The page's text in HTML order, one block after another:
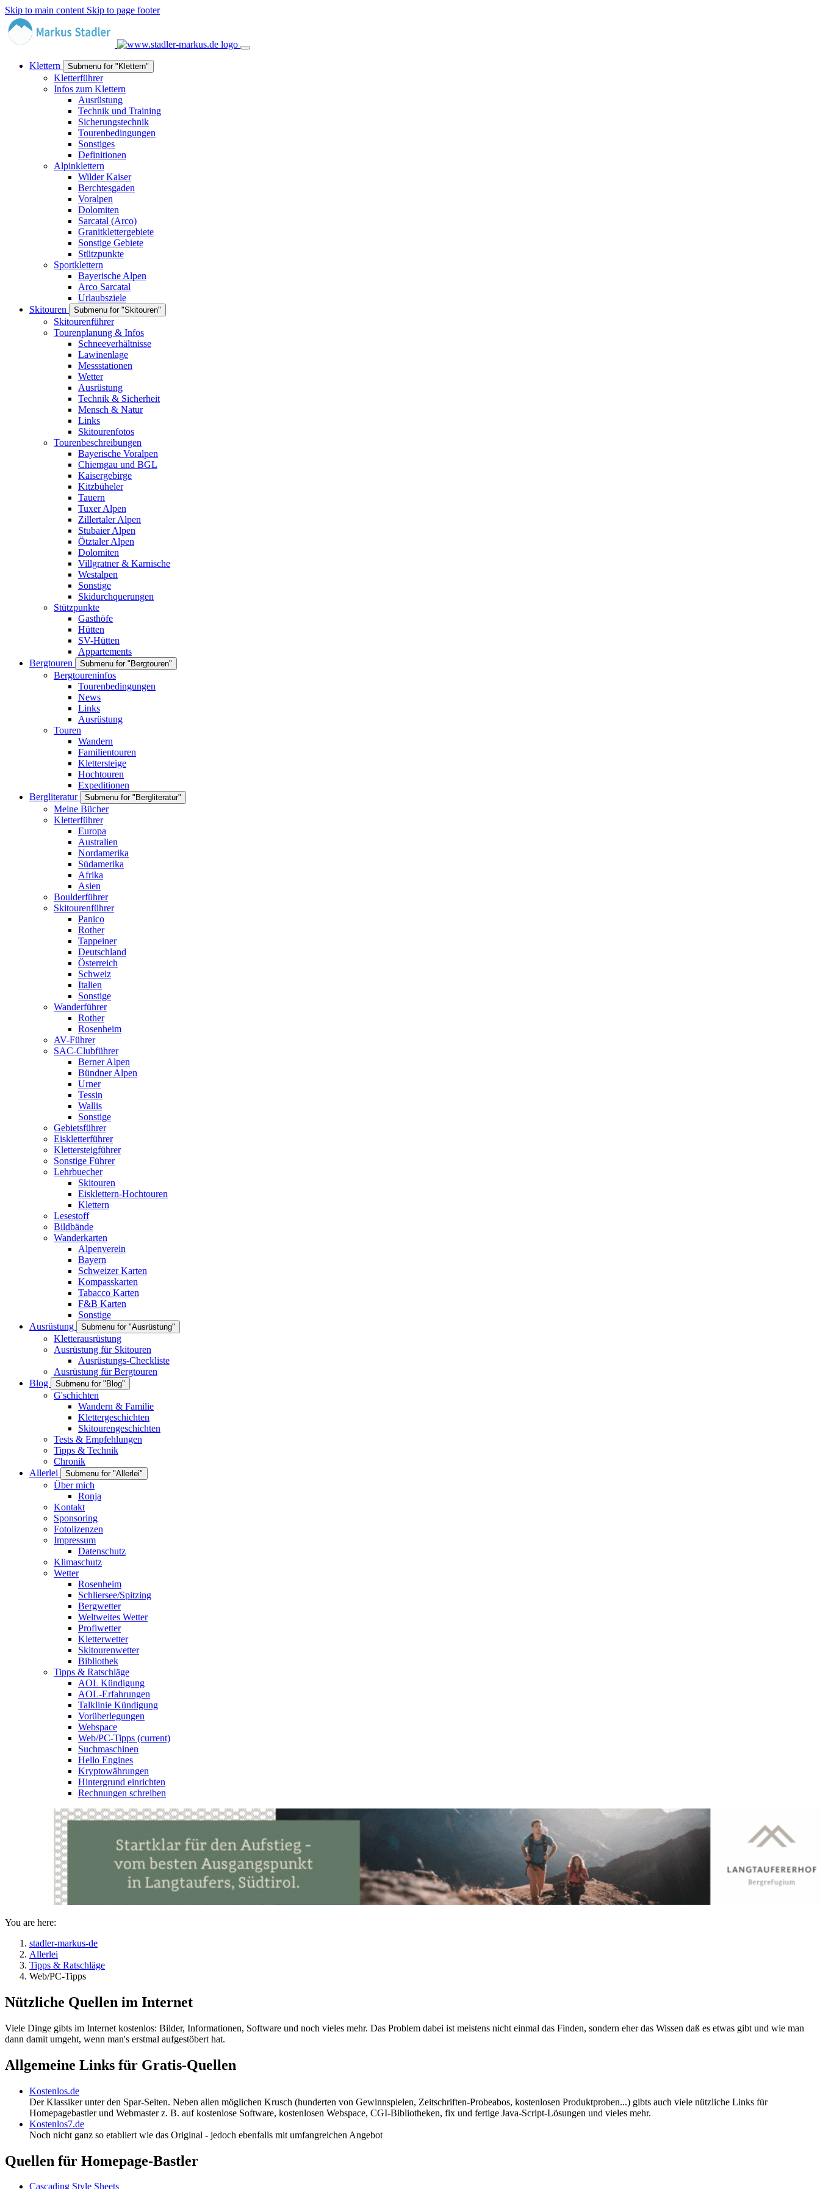
Skip to main content Skip to page footer
Klettern Submenu for "Klettern"
Kletterführer
Infos zum Klettern
Ausrüstung
Technik und Training
Sicherungstechnik
Tourenbedingungen
Sonstiges
Definitionen
Alpinklettern
Wilder Kaiser
Berchtesgaden
Voralpen
Dolomiten
Sarcatal (Arco)
Granitklettergebiete
Sonstige Gebiete
Stützpunkte
Sportklettern
Bayerische Alpen
Arco Sarcatal
Urlaubsziele
Skitouren
Submenu for "Skitouren"
Skitourenführer
Tourenplanung & Infos
Schneeverhältnisse
Lawinenlage
Messstationen
Wetter
Ausrüstung
Technik & Sicherheit
Mensch & Natur
Links
Skitourenfotos
Tourenbeschreibungen
Bayerische Voralpen
Chiemgau und BGL
Kaisergebirge
Kitzbüheler
Tauern
Tuxer Alpen
Zillertaler Alpen
Stubaier Alpen
Ötztaler Alpen
Dolomiten
Villgratner & Karnische
Westalpen
Sonstige
Skidurchquerungen
Stützpunkte
Gasthöfe
Hütten
SV-Hütten
Appartements
Bergtouren
Submenu for "Bergtouren"
Bergtoureninfos
Tourenbedingungen
News
Links
Ausrüstung
Touren
Wandern
Familientouren
Klettersteige
Hochtouren
Expeditionen
Bergliteratur
Submenu for "Bergliteratur"
Meine Bücher
Kletterführer
Europa
Australien
Nordamerika
Südamerika
Afrika
Asien
Boulderführer
Skitourenführer
Panico
Rother
Tappeiner
Deutschland
Österreich
Schweiz
Italien
Sonstige
Wanderführer
Rother
Rosenheim
AV-Führer
SAC-Clubführer
Berner Alpen
Bündner Alpen
Urner
Tessin
Wallis
Sonstige
Gebietsführer
Eiskletterführer
Klettersteigführer
Sonstige Führer
Lehrbuecher
Skitouren
Eisklettern-Hochtouren
Klettern
Lesestoff
Bildbände
Wanderkarten
Alpenverein
Bayern
Schweizer Karten
Kompasskarten
Tabacco Karten
F&B Karten
Sonstige
Ausrüstung
Submenu for "Ausrüstung"
Kletterausrüstung
Ausrüstung für Skitouren
Ausrüstungs-Checkliste
Ausrüstung für Bergtouren
Blog
Submenu for "Blog"
G'schichten
Wandern & Familie
Klettergeschichten
Skitourengeschichten
Tests & Empfehlungen
Tipps & Technik
Chronik
Allerlei
Submenu for "Allerlei"
Über mich
Ronja
Kontakt
Sponsoring
Fotolizenzen
Impressum
Datenschutz
Klimaschutz
Wetter
Rosenheim
Schliersee/Spitzing
Bergwetter
Weltweites Wetter
Profiwetter
Kletterwetter
Skitourenwetter
Bibliothek
Tipps & Ratschläge
AOL Kündigung
AOL-Erfahrungen
Talklinie Kündigung
Vorüberlegungen
Webspace
Web/PC-Tipps (current)
Suchmaschinen
Hello Engines
Kryptowährungen
Hintergrund einrichten
Rechnungen schreiben
You are here:
stadler-markus-de
Allerlei
Tipps & Ratschläge
Web/PC-Tipps
Nützliche Quellen im Internet
Viele Dinge gibts im Internet kostenlos: Bilder, Informationen, Software und noch vieles mehr. Das Problem dabei ist meistens nicht einmal das Finden, sondern eher das Wissen daß es etwas gibt und wie man
dann damit umgeht, wenn man's erstmal aufgestöbert hat.
Allgemeine Links für Gratis-Quellen
Kostenlos.de
Der Klassiker unter den Spar-Seiten. Neben allen möglichen Krusch (hunderten von Gewinnspielen, Zeitschriften-Probeabos, kostenlosen Produktproben...) gibts auch viele nützliche Links für
Homepagebastler und Webmaster z. B. auf kostenlose Software, kostenlosen Webspace, CGI-Bibliotheken, fix und fertige Java-Script-Lösungen und vieles mehr.
Kostenlos7.de
Noch nicht ganz so etabliert wie das Original - jedoch ebenfalls mit umfangreichen Angebot
Quellen für Homepage-Bastler
Cascading Style Sheets